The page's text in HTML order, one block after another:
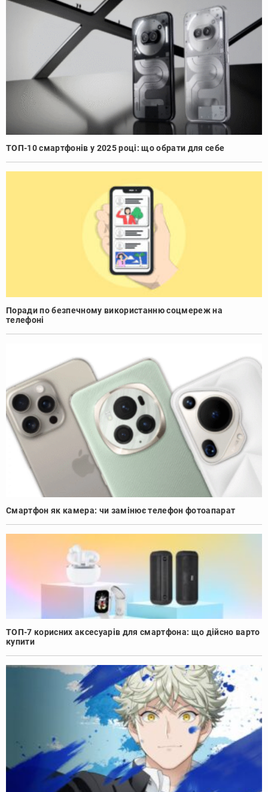
ТОП-10 смартфонів у 2025 році: що обрати для себе
Поради по безпечному використанню соцмереж на
телефоні
Смартфон як камера: чи замінює телефон фотоапарат
ТОП-7 корисних аксесуарів для смартфона: що дійсно варто
купити